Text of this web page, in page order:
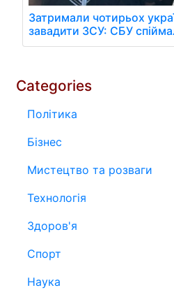
Затримали чотирьох
завадити ЗСУ: СБУ
Categories
Політика
Бізнес
Мистецтво та розваги
Технологія
Здоров'я
Спорт
Наука